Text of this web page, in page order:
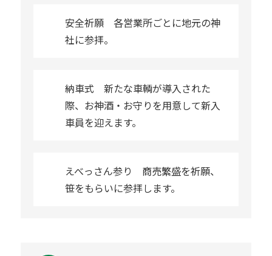
安全祈願 各営業所ごとに地元の神
社に参拝。
納車式 新たな車輌が導入された
際、お神酒・お守りを用意して新入
車員を迎えます。
えべっさん参り 商売繁盛を祈願、
笹をもらいに参拝します。